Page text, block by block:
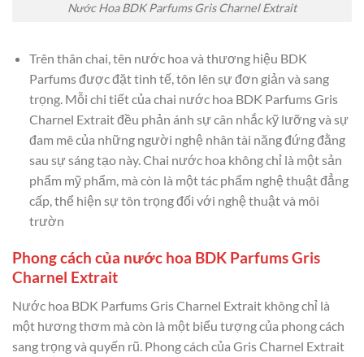
Nước Hoa BDK Parfums Gris Charnel Extrait
Trên thân chai, tên nước hoa và thương hiệu BDK
Parfums được đặt tinh tế, tôn lên sự đơn giản và sang
trọng. Mỗi chi tiết của chai nước hoa BDK Parfums Gris
Charnel Extrait đều phản ánh sự cân nhắc kỹ lưỡng và sự
đam mê của những người nghệ nhân tài năng đứng đằng
sau sự sáng tạo này. Chai nước hoa không chỉ là một sản
phẩm mỹ phẩm, mà còn là một tác phẩm nghệ thuật đẳng
cấp, thể hiện sự tôn trọng đối với nghệ thuật và môi
trườn
Phong cách của nước hoa BDK Parfums Gris
Charnel Extrait
Nước hoa BDK Parfums Gris Charnel Extrait không chỉ là
một hương thơm mà còn là một biểu tượng của phong cách
sang trọng và quyến rũ. Phong cách của Gris Charnel Extrait